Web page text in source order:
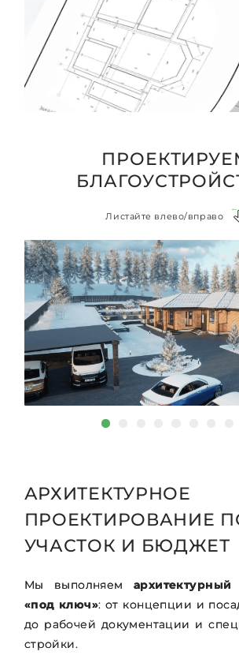
Листайте влево/вправо
АРХИТЕКТУРНОЕ
ПРОЕКТИРОВАНИЕ
УЧАСТОК И БЮДЖЕТ
Мы выполняем
«под ключ»: от концепции и
до рабочей документации и
стройки.